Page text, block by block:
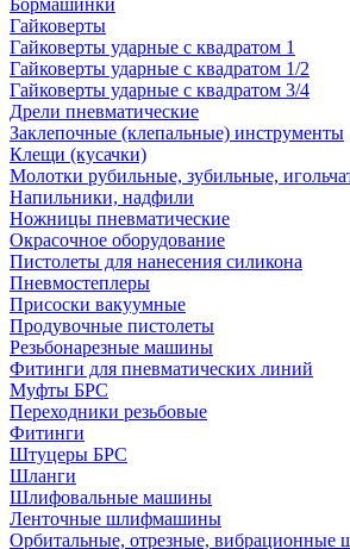
Бормашинки
Гайковерты
Гайковерты ударные с квадратом 1
Гайковерты ударные с квадратом 1/2
Гайковерты ударные с квадратом 3/4
Дрели пневматические
Заклепочные (клепальные) инструменты
Клещи (кусачки)
Молотки рубильные, зубильные,
Напильники, надфили
Ножницы пневматические
Окрасочное оборудование
Пистолеты для нанесения силикона
Пневмостеплеры
Присоски вакуумные
Продувочные пистолеты
Резьбонарезные машины
Фитинги для пневматических линий
Муфты БРС
Переходники резьбовые
Фитинги
Штуцеры БРС
Шланги
Шлифовальные машины
Ленточные шлифмашины
Орбитальные, отрезные,